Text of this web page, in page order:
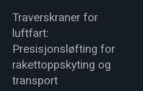
Traverskraner for
luftfart:
Presisjonsløfting for
rakettoppskyting og
transport